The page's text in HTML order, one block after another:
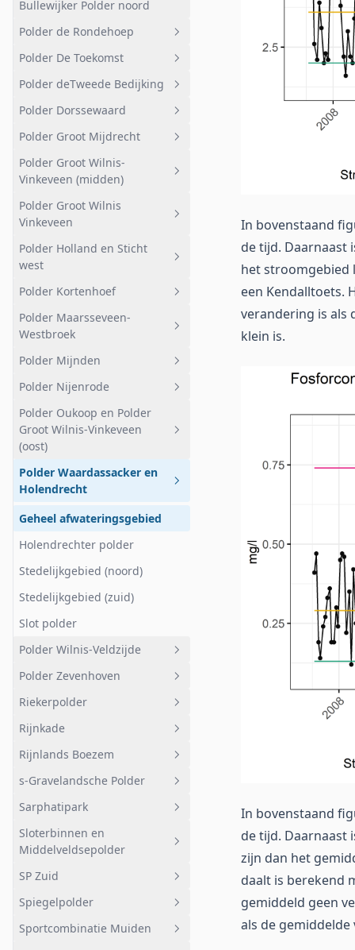
Deelgebied 5
Natuur
Kassen
Oost
Bullewijker Polder noord
Geheel afwateringsgebied
Ouderkerkerplas
Korte Dwarsweg
Ouderkerk aan de Amstel
Bullewijk en AMC
Golfterrein
Bullewijker Polder noord
Polder de Rondehoep
Geheel afwateringsgebied
Bemalen gebied
Zuid-west
Noord-west
Noord-oost
Ouderkerk aan de Amstel
Polder De Toekomst
Geheel afwateringsgebied
Polder De Toekomst
Polder deTweede Bedijking
Geheel afwateringsgebied
Polder deTweede Bedijking
Polder Dorssewaard
Geheel afwateringsgebied
Polder Dorssewaard
Polder Groot Mijdrecht
Geheel afwateringsgebied
Natuurreservaat
Botshol West
Stedelijk
Veldweg
Polder Groot Wilnis-
Vinkeveen (midden)
Geheel afwateringsgebied
West
Polder Groot Wilnis
Vinkeveen
Geheel afwateringsgebied
Kleine plas
Zuidplas
Noordplas
Mijdrechtse Bovenlanden
Polder Holland en Sticht
west
Geheel afwateringsgebied
Bemalen
Polder Kortenhoef
Geheel afwateringsgebied
Wijde Blik
Wijde Gat
Kortenhoef
Hilversumsch Kanaal plas-dras
Hilversumsch Kanaal
Sportvelden
Polder Maarsseveen-
Westbroek
Geheel afwateringsgebied
Agrarisch Molenpolder
Maarsseveense Zodden
Grote Maarsseveensche Plas
Nederreinsche Vaart
Klein Molenpolder
Taartpunt Zodden
Taartpunt
Molenpolder Natuurreservaat
Westbroekse Zodden
Polder het Huis te Hart
Taartpunt noord
Polder Buitenweg
Lintbebouwing
Zogwetering
Wilgenplas
Rond Kleine Maarsseveensche
Plas
Kassen
Volkstuinen
Oud tuinbouwgebied
Kleine Maarsseveensche Plas
Polder Mijnden
Geheel afwateringsgebied
Polder Mijnden west
Polder Mijnden oost
Staatsbosbeheer
Polder Nijenrode
Geheel afwateringsgebied
Landelijk gebied
Kasteel Neijenrode en
sportvelden
Bebouwing
Polder Oukoop en Polder
Groot Wilnis-Vinkeveen
(oost)
Geheel afwateringsgebied
Polder Demmerik
Polder Waardassacker en
Holendrecht
Geheel afwateringsgebied
Holendrechter polder
Stedelijkgebied (noord)
Stedelijkgebied (zuid)
Slot polder
Polder Wilnis-Veldzijde
Geheel afwateringsgebied
Polder Wilnis-Veldzijde
Polder Zevenhoven
Geheel afwateringsgebied
Bemalen gebied
Oude Nieuwveenseweg
Nieuw Amstel
Bloklandseweg
Odessa Driesprong De Jonker
Achterweg Zeerust
Zevenhovenseweg
Groene Jonker
Riekerpolder
Geheel afwateringsgebied
Wielerbaan
Polder
Rijnkade
Geheel afwateringsgebied
Rijnkade
Rijnlands Boezem
Geheel afwateringsgebied
Boezemland
Onderdeel van
Westeinderplassen
s-Gravelandsche Polder
Geheel afwateringsgebied
Polder
Hoofdwatergangen KRW
Waterlichaam
Sarphatipark
Geheel afwateringsgebied
Sloterbinnen en
Middelveldsepolder
Geheel afwateringsgebied
Sloterplas
Gecombineerde Polders
SP Zuid
Geheel afwateringsgebied
SP Zuid
Spiegelpolder
Geheel afwateringsgebied
Sportcombinatie Muiden
In bovenstaand
de tijd. Daarnaast
het stroomgebied
een Kendalltoets.
verandering is als
klein is.
In bovenstaand
de tijd. Daarnaast
zijn dan het
daalt is berekend
gemiddeld geen
als de